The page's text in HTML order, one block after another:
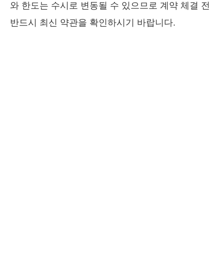
와 한도는 수시로 변동될 수 있으므로 계약 체결 전
반드시 최신 약관을 확인하시기 바랍니다.